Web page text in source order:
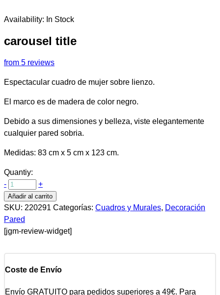
Availability: In Stock
carousel title
from 5 reviews
Espectacular cuadro de mujer sobre lienzo.
El marco es de madera de color negro.
Debido a sus dimensiones y belleza, viste elegantemente
cualquier pared sobria.
Medidas: 83 cm x 5 cm x 123 cm.
Quantiy:
-
+
Añadir al carrito
SKU: 220291 Categorías: Cuadros y Murales, Decoración
Pared
[jgm-review-widget]
Coste de Envío
Envío GRATUITO para pedidos superiores a 49€. Para